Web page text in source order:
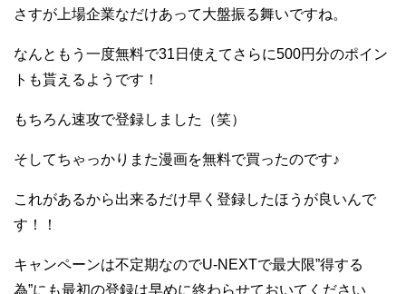
さすが上場企業なだけあって大盤振る舞いですね。
なんともう一度無料で31日使えてさらに500円分のポイン
トも貰えるようです！
もちろん速攻で登録しました（笑）
そしてちゃっかりまた漫画を無料で買ったのです♪
これがあるから出来るだけ早く登録したほうが良いんで
す！！
キャンペーンは不定期なのでU-NEXTで最大限”得する
為”にも最初の登録は早めに終わらせておいてください